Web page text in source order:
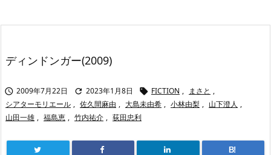
ディンドンガー(2009)
 2009年7月22日  2023年1月8日  FICTION , まさと ,
シアターモリエール , 佐久間麻由 , 大島未由希 , 小林由梨 , 山下澄人 ,
山田一雄 , 福島恵 , 竹内祐介 , 荻田忠利
B!